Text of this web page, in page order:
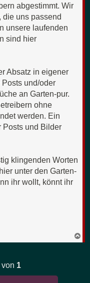
abgestimmt. Wir
die uns passend
unsere laufenden
sind hier
Absatz in eigener
und/oder
an Garten-pur.
ohne
werden. Ein
Posts und Bilder
klingenden Worten
unter den Garten-
ihr wollt, könnt ihr
a
1